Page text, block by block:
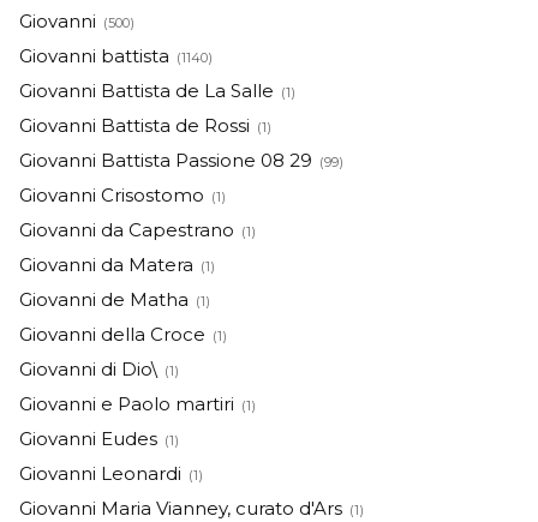
Giovanni (500)
Giovanni battista (1140)
Giovanni Battista de La Salle (1)
Giovanni Battista de Rossi (1)
Giovanni Battista Passione 08 29 (99)
Giovanni Crisostomo (1)
Giovanni da Capestrano (1)
Giovanni da Matera (1)
Giovanni de Matha (1)
Giovanni della Croce (1)
Giovanni di Dio\ (1)
Giovanni e Paolo martiri (1)
Giovanni Eudes (1)
Giovanni Leonardi (1)
Giovanni Maria Vianney, curato d'Ars (1)